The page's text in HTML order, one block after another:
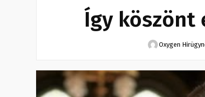
Így köszönt
Oxygen